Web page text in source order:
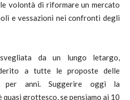
volontà di riformare un mercato
e vessazioni nei confronti degli
da un lungo letargo,
a tutte le proposte delle
per anni. Suggerire oggi la
grottesco, se pensiamo ai 10